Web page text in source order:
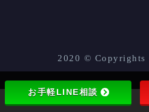
2020 © Copyrights
お手軽LINE相談